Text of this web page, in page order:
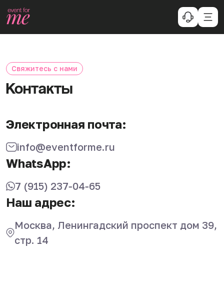
Свяжитесь с нами
Контакты
Электронная почта:
info@eventforme.ru
WhatsApp:
7 (915) 237‑04‑65
Наш адрес:
Москва, Ленингадский проспект дом 39,
стр. 14